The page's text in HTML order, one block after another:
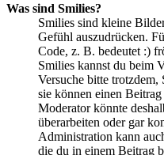
Was sind Smilies?
Smilies sind kleine
Gefühl auszudrücken.
Code, z. B. bedeutet :)
Smilies kannst du beim
Versuche bitte
sie können einen
Moderator könnte
überarbeiten oder gar
Administration kann
die du in einem Beitrag